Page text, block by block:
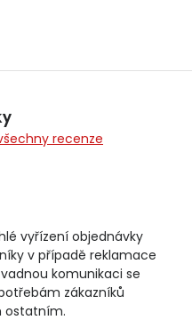
recenze
vyřízení objednávky
v případě reklamace
komunikaci se
zákazníků
ostatním.